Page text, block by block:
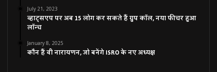
July 21, 2023
व्हाट्सएप पर अब 15 लोग कर सकते हैं ग्रुप कॉल, नया फीचर हुआ
लॉन्च
January 8, 2025
कौन हैं वी नारायणन, जो बनेंगे ISRO के नए अध्यक्ष